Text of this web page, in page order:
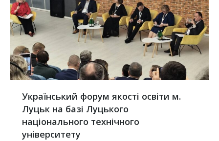
Український форум якості освіти м.
Луцьк на базі Луцького
національного технічного
університету